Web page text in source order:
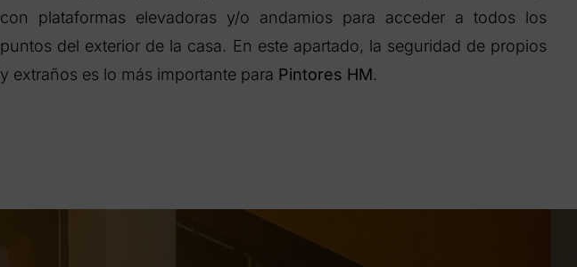
con plataformas elevadoras y/o andamios para acceder a todos los
puntos del exterior de la casa. En este apartado, la seguridad de propios
y extraños es lo más importante para Pintores HM.